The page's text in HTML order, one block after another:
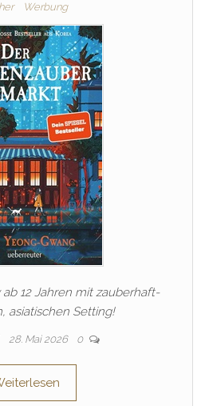
Werbung
12 Jahren mit zauberhaft-
asiatischen Setting!
28. Mai 2026 0